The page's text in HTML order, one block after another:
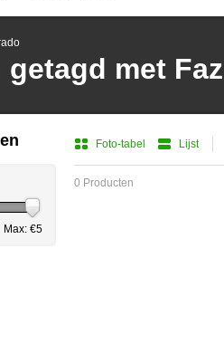
met
Foto-tabel Lijst
0 Producten
Max: €5